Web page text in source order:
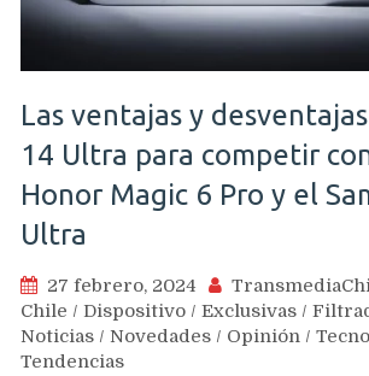
Las ventajas y
14 Ultra para competir
Honor Magic 6 Pro y el
Ultra
27 febrero, 2024
Chile / Dispositivo / Exclusivas /
Noticias / Novedades / Opinión /
Tendencias